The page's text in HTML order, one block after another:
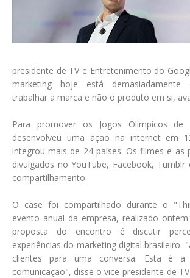
presidente de TV e Entretenimento do
marketing hoje está demasiadamente
trabalhar a marca e não o produto em si,
Para promover os Jogos Olímpicos de
desenvolveu uma ação na internet em
integrou mais de 24 países. Os filmes e as
divulgados no YouTube, Facebook,
compartilhamento.
O case foi compartilhado durante o
evento anual da empresa, realizado
proposta do encontro é discutir
experiências do marketing digital brasileiro.
clientes para uma conversa. Esta é
comunicação", disse o vice-presidente de